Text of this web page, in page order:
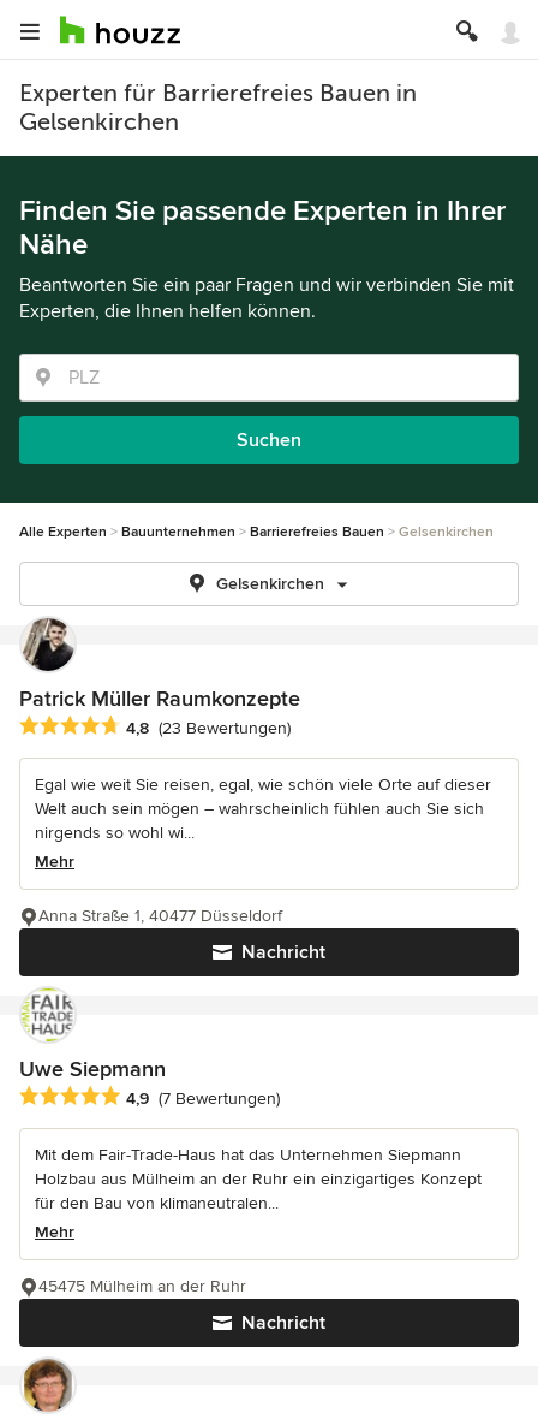
Experten für Barrierefreies Bauen in
Gelsenkirchen
Finden Sie passende Experten in Ihrer
Nähe
Beantworten Sie ein paar Fragen und wir verbinden Sie mit
Experten, die Ihnen helfen können.
Suchen
Alle Experten Bauunternehmen Barrierefreies Bauen Gelsenkirchen
Gelsenkirchen
Patrick Müller Raumkonzepte
Durchschnittliche Bewertung: 4.8 von 5 Sternen
4,8 (23 Bewertungen)
Egal wie weit Sie reisen, egal, wie schön viele Orte auf dieser
Welt auch sein mögen – wahrscheinlich fühlen auch Sie sich
nirgends so wohl wi...
Mehr
Nachricht
Anna Straße 1, 40477 Düsseldorf
Uwe Siepmann
Durchschnittliche Bewertung: 4.9 von 5 Sternen
4,9 (7 Bewertungen)
Mit dem Fair-Trade-Haus hat das Unternehmen Siepmann
Holzbau aus Mülheim an der Ruhr ein einzigartiges Konzept
für den Bau von klimaneutralen...
Mehr
Nachricht
45475 Mülheim an der Ruhr